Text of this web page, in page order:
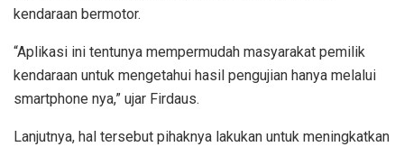
kendaraan bermotor.
“Aplikasi ini tentunya mempermudah masyarakat pemilik
kendaraan untuk mengetahui hasil pengujian hanya melalui
smartphone nya,” ujar Firdaus.
Lanjutnya, hal tersebut pihaknya lakukan untuk meningkatkan